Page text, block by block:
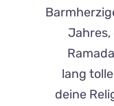
Jahres,
lang
deine